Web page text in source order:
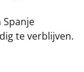
te verblijven.